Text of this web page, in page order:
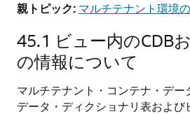
親トピック: マルチテナント環境
45.1 ビュー内のCDB
の情報について
マルチテナント・コンテナ・デー
データ・ディクショナリ表および